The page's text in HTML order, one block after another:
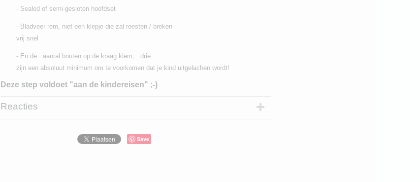
- Sealed of semi-gesloten hoofdset
- Bladveer rem, niet een klepje die zal roesten / breken
vrij snel
- En de aantal bouten op de kraag klem, drie
zijn een absoluut minimum om te voorkomen dat je kind uitgelachen wordt!
Deze step voldoet "aan de kindereisen" ;-)
Reacties
Save